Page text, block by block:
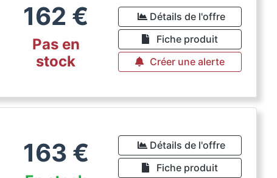
162 €
Pas en
stock
Détails de l'offre
Fiche produit
Créer une alerte
163 €
Détails de l'offre
Fiche produit